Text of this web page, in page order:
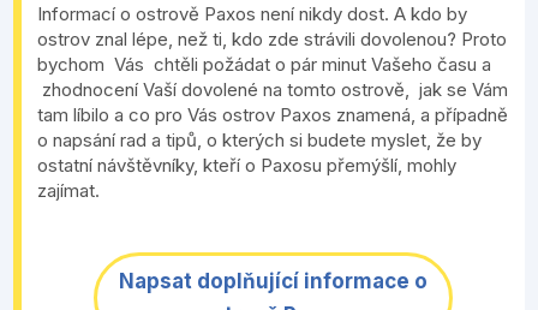
Informací o ostrově Paxos není nikdy dost. A kdo by
ostrov znal lépe, než ti, kdo zde strávili dovolenou? Proto
bychom Vás chtěli požádat o pár minut Vašeho času a
zhodnocení Vaší dovolené na tomto ostrově, jak se Vám
tam líbilo a co pro Vás ostrov Paxos znamená, a případně
o napsání rad a tipů, o kterých si budete myslet, že by
ostatní návštěvníky, kteří o Paxosu přemýšlí, mohly
zajímat.
Napsat doplňující informace o